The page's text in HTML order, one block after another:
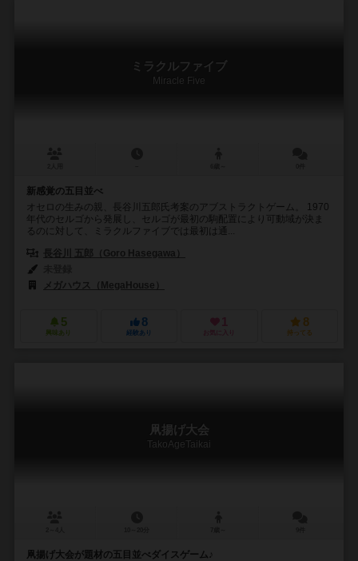
ミラクルファイブ
Miracle Five
新感覚の五目並べ
オセロの生みの親、長谷川五郎氏考案のアブストラクトゲーム。 1970
年代のセルゴから発展し、セルゴが最初の駒配置により可動域が決ま
るのに対して、ミラクルファイブでは最初は通...
長谷川 五郎（Goro Hasegawa）
メガハウス（MegaHouse）
5
興味あり
8
経験あり
1
お気に入り
8
持ってる
凧揚げ大会
TakoAgeTaikai
凧揚げ大会が題材の五目並べダイスゲーム♪